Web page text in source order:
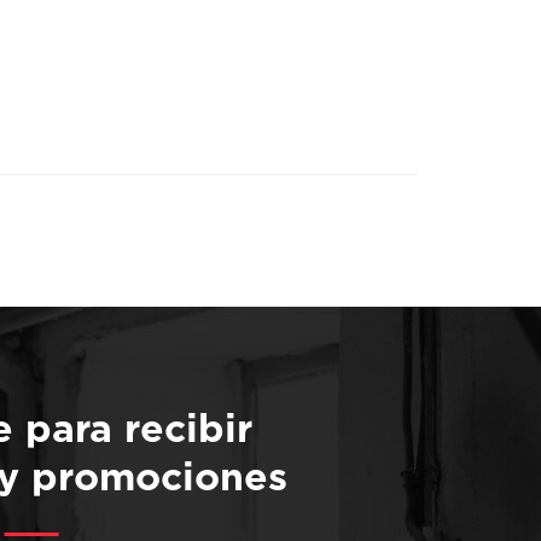
para recibir
promociones